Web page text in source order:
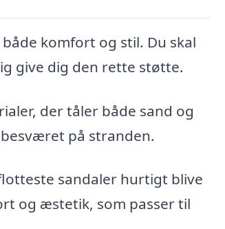
komfort og stil. Du skal
give dig den rette støtte.
der tåler både sand og
på stranden.
sandaler hurtigt blive
og æstetik, som passer til